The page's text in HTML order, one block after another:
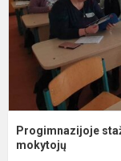
Progimnazijoje
mokytojų